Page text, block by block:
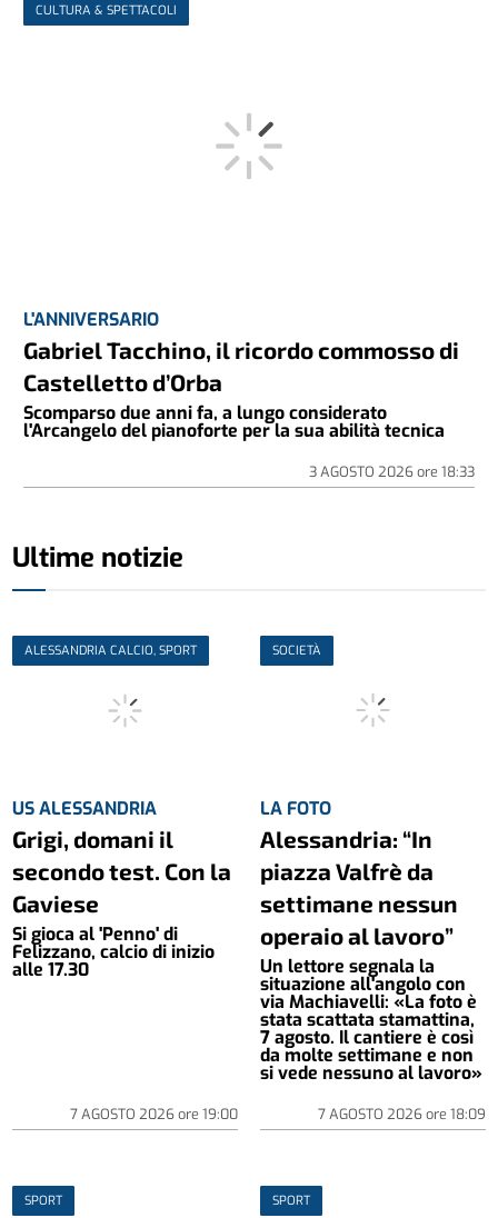
CULTURA & SPETTACOLI
L'ANNIVERSARIO
Gabriel Tacchino, il ricordo commosso di
Castelletto d’Orba
Scomparso due anni fa, a lungo considerato
l'Arcangelo del pianoforte per la sua abilità tecnica
3 AGOSTO 2026ore 18:33
Ultime notizie
ALESSANDRIA CALCIO, SPORT
US ALESSANDRIA
Grigi, domani il
secondo test. Con la
Gaviese
Si gioca al 'Penno' di
Felizzano, calcio di inizio
alle 17.30
7 AGOSTO 2026ore 19:00
SOCIETÀ
LA FOTO
Alessandria: “In
piazza Valfrè da
settimane nessun
operaio al lavoro”
Un lettore segnala la
situazione all'angolo con
via Machiavelli: «La foto è
stata scattata stamattina,
7 agosto. Il cantiere è così
da molte settimane e non
si vede nessuno al lavoro»
7 AGOSTO 2026ore 18:09
SPORT SPORT